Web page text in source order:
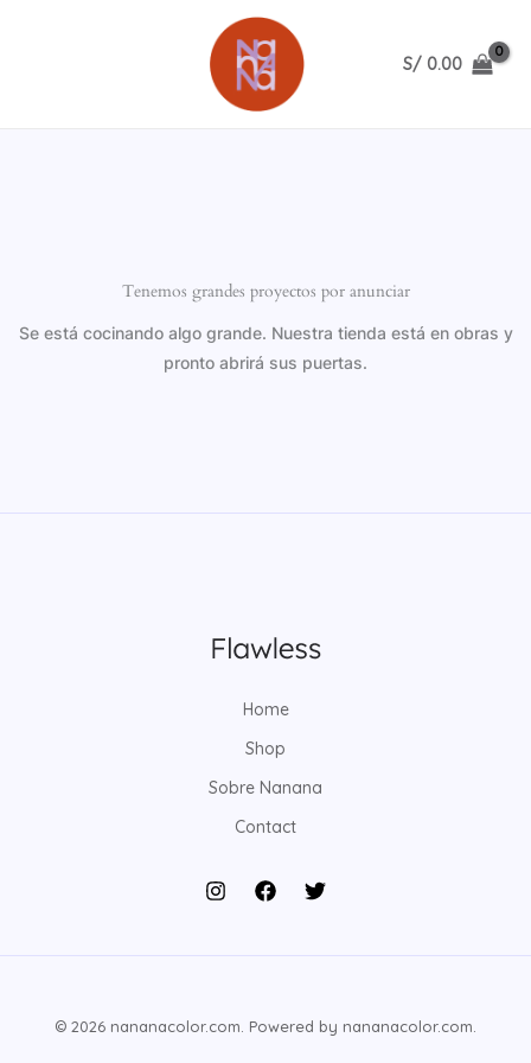
S/ 0.00
Tenemos grandes proyectos por anunciar
Se está cocinando algo grande. Nuestra tienda está en obras y
pronto abrirá sus puertas.
Home
Shop
Sobre Nanana
Contact
© 2026 nananacolor.com. Powered by nananacolor.com.